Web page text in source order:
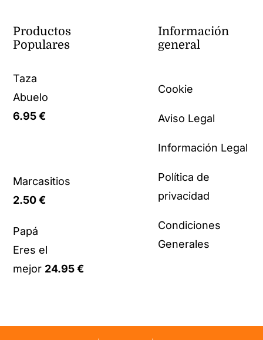
Productos
Populares
Taza
Abuelo
6.95€
Marcasitios
2.50€
Papá
Eres el
mejor 24.95€
Información
general
Cookie
Aviso Legal
Información Legal
Política de
privacidad
Condiciones
Generales